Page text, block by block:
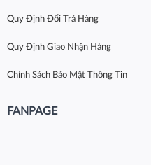
Quy Định Đổi Trả Hàng
Quy Định Giao Nhận Hàng
Chính Sách Bảo Mật Thông Tin
FANPAGE